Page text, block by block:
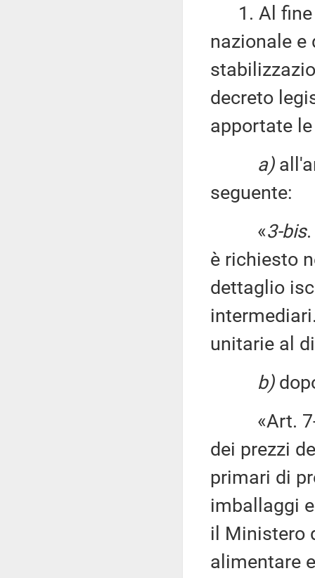
1. Al fine
nazionale e
decreto
apportate
a)
seguente:
«3-bis
è richiesto
dettaglio
unitarie al
b)
«Art.
dei prezzi
primari di
imballaggi
il Ministero
alimentare